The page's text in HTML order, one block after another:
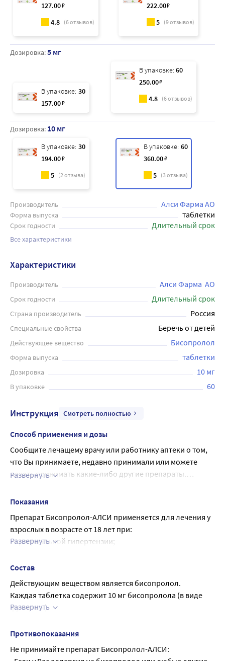
127.00₽
4.8 (6отзывов)
222.00₽
5 (9отзывов)
Дозировка:5 мг
В упаковке: 30
157.00₽
В упаковке: 60
250.00₽
4.8 (6отзывов)
Дозировка: 10 мг
В упаковке: 30
194.00₽
5 (2отзыва)
В упаковке: 60
360.00₽
5 (3отзыва)
Производитель Алси Фарма АО
Форма выпуска таблетки
Срок годности Длительный срок
Все характеристики
Характеристики
Производитель Алси Фарма  АО
Срок годности Длительный срок
Страна производитель Россия
Специальные свойства Беречь от детей
Действующее вещество Бисопролол
Форма выпуска таблетки
Дозировка 10 мг
В упаковке 60
Инструкция Смотреть полностью
Способ применения и дозы
Сообщите лечащему врачу или работнику аптеки о том,
что Вы принимаете, недавно принимали или можете
начать принимать какие-либо другие препараты.
если Вы принимаете следующие препараты, так как при
хинидин, дизопирамид, лидокаин, фенитоин,
блокаторы «медленных» кальциевых каналов
(например, верапамил, фелодипин, амлодипин,
дилтиазем);
давления) центрального действия (такие как
клонидин, метилдопа, моксонидин, рилменидин);
финголимод (препарат для лечения рассеянного
склероза);
амиодарон);
(например, глазные капли для лечения глаукомы);
Развернуть
Показания
Препарат Бисопролол-АЛСИ применяется для лечения у
взрослых в возрасте от 18 лет при:
• Артериальной гипертензии;
стенокардии;
• Хронической сердечной недостаточности (ХСН).
Развернуть
Состав
Действующим веществом является бисопролол.
Каждая таблетка содержит 10 мг бисопролола (в виде
фумарата).
микрокристаллическая (тип 102), целлюлоза
микрокристаллическая (тип 101), кросповидон, магния
стеарат.
Развернуть
Противопоказания
Не принимайте препарат Бисопролол-АЛСИ: